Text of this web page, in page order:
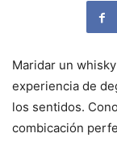
Maridar un
experiencia de
los sentidos.
combicación